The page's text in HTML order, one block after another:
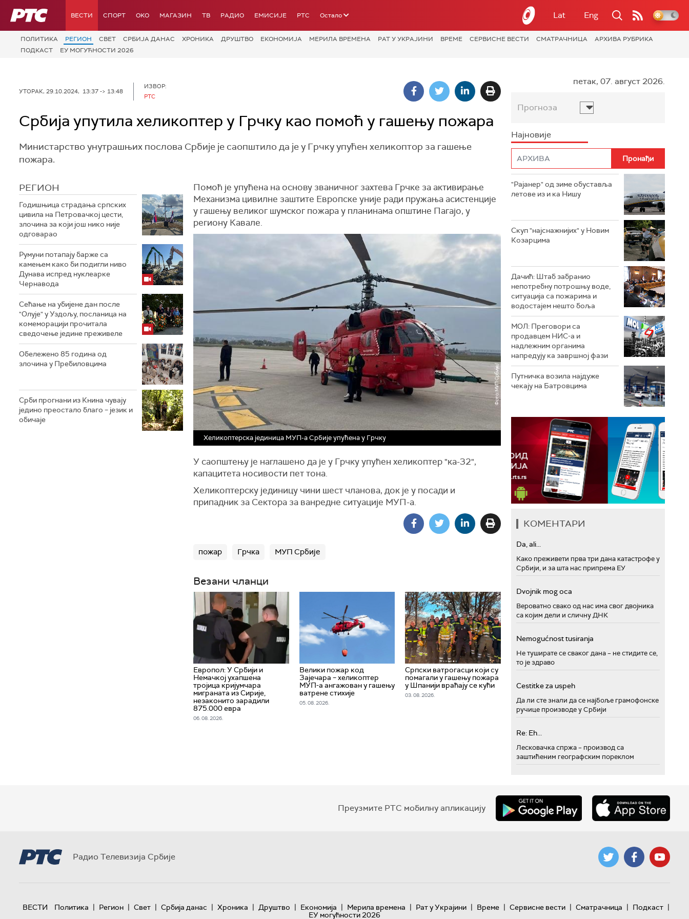
РТС ВЕСТИ СПОРТ OKO МАГАЗИН ТВ РАДИО ЕМИСИЈЕ РТС Остало Lat Eng
ПОЛИТИКА РЕГИОН СВЕТ СРБИЈА ДАНАС ХРОНИКА ДРУШТВО ЕКОНОМИЈА МЕРИЛА ВРЕМЕНА РАТ У УКРАЈИНИ ВРЕМЕ СЕРВИСНЕ ВЕСТИ СМАТРАЧНИЦА
АРХИВА РУБРИКА
ПОДКАСТ
ЕУ МОГУЋНОСТИ 2026
УТОРАК, 29.10.2024, 13:37 -> 13:48
ИЗВОР:
РТС
Србија упутила хеликoптер у Грчку као помоћ у гашењу пожара
Министарство унутрашњих послова Србије је саопштило да је у Грчку упућен хеликоптор за гашење
пожара.
РЕГИОН
Годишњица страдања српских
цивила на Петровачкој цести,
злочина за који још нико није
одговарао
Румуни потапају барже са
камењем како би подигли ниво
Дунава испред нуклеарке
Чернавода
Сећање на убијене дан после
"Олује" у Уздољу, посланица на
комеморацији прочитала
сведочење једине преживеле
Обележено 85 година од
злочина у Пребиловцима
Срби прогнани из Книна чувају
једино преостало благо – језик и
обичаје
Помоћ је упућена на основу званичног захтева Грчке за активирање
Механизма цивилне заштите Европске уније ради пружања асистенције
у гашењу великог шумског пожара у планинама општине Пагајо, у
региону Кавале.
Хеликоптерска јединица МУП-а Србије упућена у Грчку
У саопштењу је наглашено да је у Грчку упућен хеликоптер "ка-32",
капацитета носивости пет тона.
Хеликоптерску јединицу чини шест чланова, док је у посади и
припадник за Сектора за ванредне ситуације МУП-а.
пожар Грчка МУП Србије
Везани чланци
Европол: У Србији и
Немачкој ухапшена
тројица кријумчара
миграната из Сирије,
незаконито зарадили
875.000 евра
06. 08. 2026.
Велики пожар код
Зајечара – хеликоптер
МУП-а ангажован у гашењу
ватрене стихије
05. 08. 2026.
Српски ватрогасци који су
помагали у гашењу пожара
у Шпанији враћају се кући
03. 08. 2026.
петак, 07. август 2026.
Прогноза
Најновије
"Рајанер" од зиме обуставља
летове из и ка Нишу
Скуп "најснажнијих" у Новим
Козарцима
Дачић: Штаб забранио
непотребну потрошњу воде,
ситуација са пожарима и
водостајем нешто боља
МОЛ: Преговори са
продавцем НИС-а и
надлежним органима
напредују ка завршној фази
Путничка возила најдуже
чекају на Батровцима
КОМЕНТАРИ
Da, ali...
Како преживети прва три дана катастрофе у
Србији, и за шта нас припрема ЕУ
Dvojnik mog oca
Вероватно свако од нас има свог двојника
са којим дели и сличну ДНК
Nemogućnost tusiranja
Не туширате се сваког дана – не стидите се,
то је здраво
Cestitke za uspeh
Да ли сте знали да се најбоље грамофонске
ручице производе у Србији
Re: Eh...
Лесковачка спржа – производ са
заштићеним географским пореклом
Преузмите РТС мобилну апликацију
Радио Телевизија Србије
ВЕСТИ Политика | Регион | Свет | Србија данас | Хроника | Друштво | Економија | Мерила времена | Рат у Украјини | Време | Сервисне вести | Сматрачница | Подкаст |
ЕУ могућности 2026